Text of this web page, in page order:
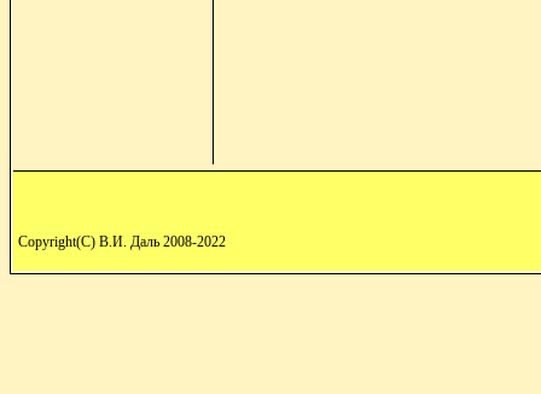
Copyright(C) В.И. Даль 2008-2022